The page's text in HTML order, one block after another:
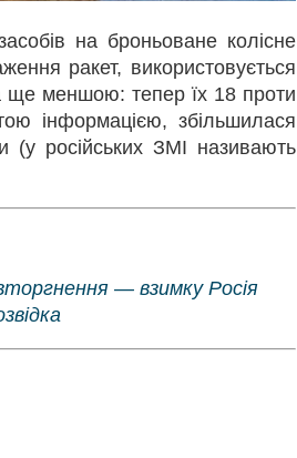
на броньоване колісне
ракет, використовується
ще меншою: тепер їх 18 проти
інформацією, збільшилася
(у російських ЗМІ називають
— взимку Росія